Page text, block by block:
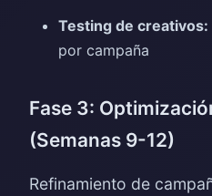
Testing de creativos:
por campaña
Fase 3:
(Semanas 9-12)
Refinamiento de